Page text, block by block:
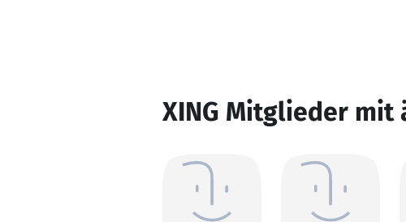
XING Mitglieder mit